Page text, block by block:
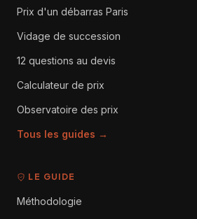
Prix d'un débarras Paris
Vidage de succession
12 questions au devis
Calculateur de prix
Observatoire des prix
Tous les guides →
LE GUIDE
Méthodologie